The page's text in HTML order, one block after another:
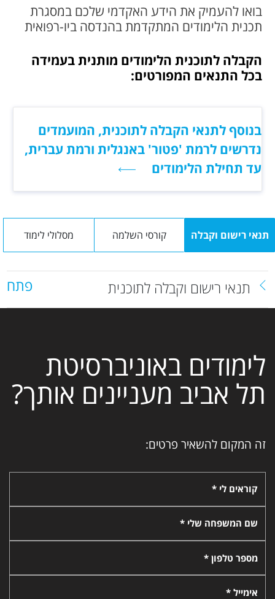
בואו להעמיק את הידע האקדמי שלכם במסגרת
תכנית הלימודים המתקדמת בהנדסה ביו-רפואית
הקבלה לתוכנית הלימודים מותנית בעמידה
בכל התנאים המפורטים:
בנוסף לתנאי הקבלה לתוכנית, המועמדים
נדרשים לרמת 'פטור' באנגלית ורמת עברית,
עד תחילת הלימודים
תנאי רישום וקבלה קורסי השלמה מסלולי לימוד
תנאי רישום וקבלה לתוכנית פתח
לימודים באוניברסיטת
תל אביב מעניינים אותך?
זה המקום להשאיר פרטים:
קוראים לי *
שם המשפחה שלי *
מספר טלפון *
אימייל *